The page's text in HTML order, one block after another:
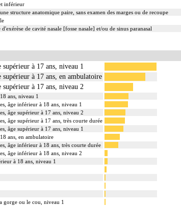
inférieur
structure anatomique paire, sans examen des marges ou de recoupe
de cavité nasale [fosse nasale] et/ou de sinus paranasal
à 17 ans, niveau 1
à 17 ans, en ambulatoire
à 17 ans, niveau 2
ans, niveau 1
âge inférieur à 18 ans, niveau 1
âge supérieur à 17 ans, niveau 2
âge supérieur à 17 ans, très courte durée
âge supérieur à 17 ans, niveau 1
ans, en ambulatoire
âge inférieur à 18 ans, très courte durée
âge inférieur à 18 ans, niveau 2
à 18 ans, niveau 1
gorge ou le cou, niveau 1